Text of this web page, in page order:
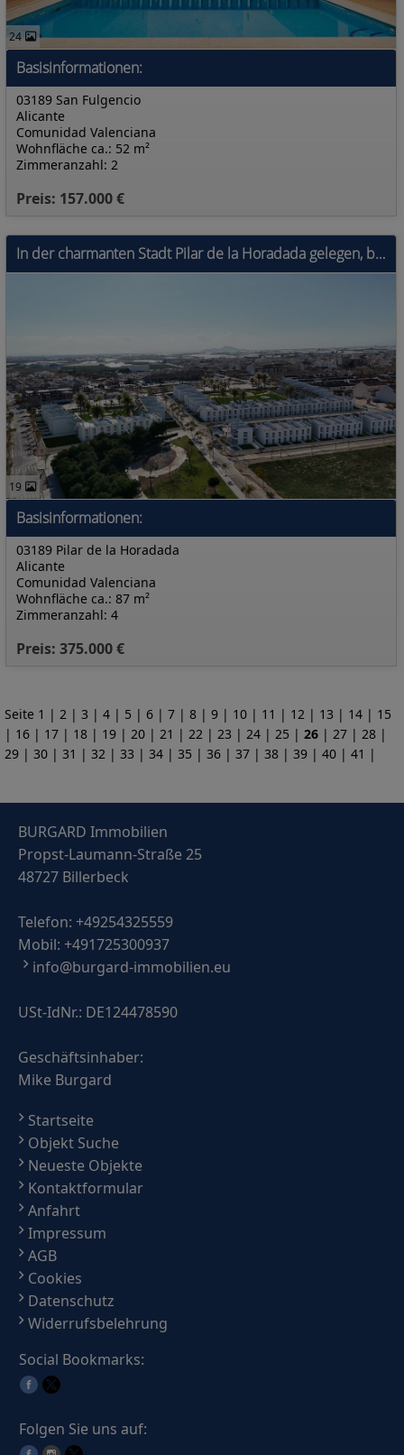
24
Basisinformationen:
03189 San Fulgencio
Alicante
Comunidad Valenciana
Preis: 157.000 €
Wohnfläche ca.: 52 m²
Zimmeranzahl: 2
In der charmanten Stadt Pilar de la Horadada gelegen, bietet diese Wohnanlage eine Auswahl von 23 Bungalows, die Komfort und Stil bieten. Die Typolog
19
Basisinformationen:
03189 Pilar de la Horadada
Alicante
Comunidad Valenciana
Preis: 375.000 €
Wohnfläche ca.: 87 m²
Zimmeranzahl: 4
Seite 1 | 2 | 3 | 4 | 5 | 6 | 7 | 8 | 9 | 10 | 11 | 12 | 13 | 14 | 15
| 16 | 17 | 18 | 19 | 20 | 21 | 22 | 23 | 24 | 25 | 26 | 27 | 28 |
29 | 30 | 31 | 32 | 33 | 34 | 35 | 36 | 37 | 38 | 39 | 40 | 41 |
BURGARD Immobilien
Propst-Laumann-Straße 25
48727 Billerbeck
Telefon: +49254325559
Mobil: +491725300937
info@burgard-immobilien.eu
USt-IdNr.: DE124478590
Geschäftsinhaber:
Mike Burgard
Startseite
Objekt Suche
Neueste Objekte
Kontaktformular
Anfahrt
Impressum
AGB
Cookies
Datenschutz
Widerrufsbelehrung
Social Bookmarks:
Folgen Sie uns auf: